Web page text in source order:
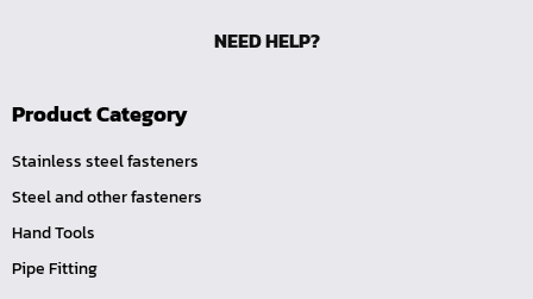
ด้ามฟรี หัวกลม ด้ามเรียบ 1/4", 3/8", 1/2"
ด้ามฟรี ยาง คอพับ กดปุ่ม
ด้ามฟรี ด้ามเรียบ คอพับ กดปุ่ม
ด้ามฟรี ด้ามเหล็ก คอพับ กดปุ่ม
ด้ามฟรี ยาง คอพับ
ด้ามฟรี ด้ามเรียบ คอพับ
NEED HELP?
Product Category
Stainless steel fasteners
Steel and other fasteners
Hand Tools
Pipe Fitting